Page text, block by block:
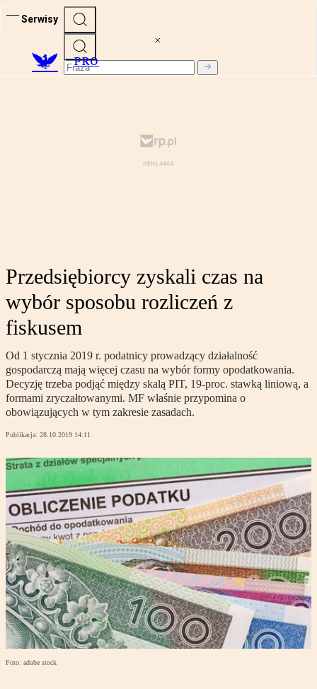
Serwisy
PRO
Przedsiębiorcy zyskali czas na
wybór sposobu rozliczeń z
fiskusem
Od 1 stycznia 2019 r. podatnicy prowadzący działalność
gospodarczą mają więcej czasu na wybór formy opodatkowania.
Decyzję trzeba podjąć między skalą PIT, 19-proc. stawką liniową, a
formami zryczałtowanymi. MF właśnie przypomina o
obowiązujących w tym zakresie zasadach.
Publikacja: 28.10.2019 14:11
Foto: adobe stock